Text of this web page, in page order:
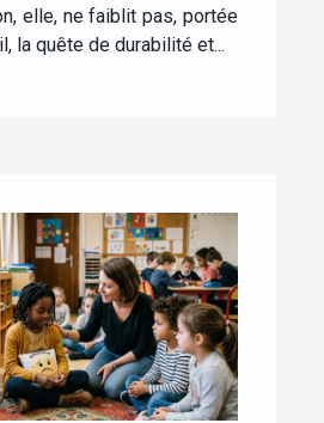
elle, ne faiblit pas, portée
la quête de durabilité et...